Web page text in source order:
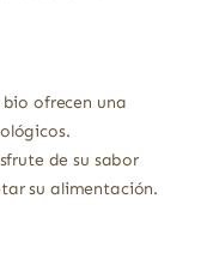
ofrecen una
de su sabor
su alimentación.